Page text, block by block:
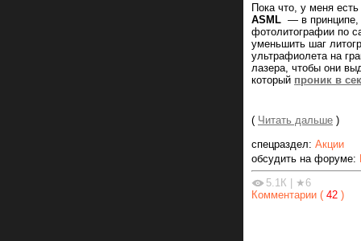
Пока что, у меня
ASML — в принципе,
фотолитографии по
уменьшить шаг
ультрафиолета на
лазера, чтобы они
который проник в
( Читать дальше )
спецраздел: Акции
обсудить на форуме:
5.1К
★6
Комментарии ( 42 )